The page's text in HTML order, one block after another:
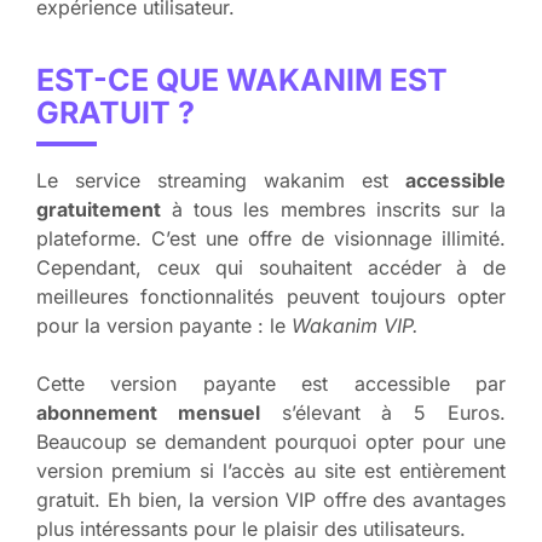
expérience utilisateur.
EST-CE QUE WAKANIM EST
GRATUIT ?
Le service streaming wakanim est accessible
gratuitement à tous les membres inscrits sur la
plateforme. C’est une offre de visionnage illimité.
Cependant, ceux qui souhaitent accéder à de
meilleures fonctionnalités peuvent toujours opter
pour la version payante : le Wakanim VIP.
Cette version payante est accessible par
abonnement mensuels’élevant à 5 Euros.
Beaucoup se demandent pourquoi opter pour une
version premium si l’accès au site est entièrement
gratuit. Eh bien, la version VIP offre des avantages
plus intéressants pour le plaisir des utilisateurs.